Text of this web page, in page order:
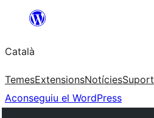
contingut
Català
TemesExtensionsNotíciesSuport
Aconseguiu el WordPress